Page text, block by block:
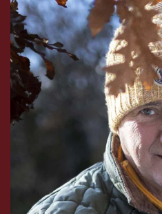
Donateur parce que
gagne de l'argent a une